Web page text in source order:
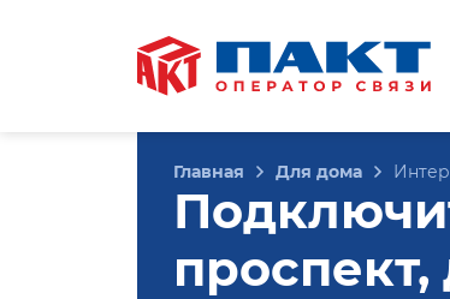
Главная Для дома
проспект,